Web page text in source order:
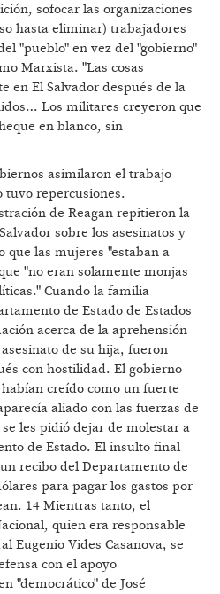
sofocar las organizaciones
hasta eliminar) trabajadores
"pueblo" en vez del "gobierno"
Marxista. "Las cosas
en El Salvador después de la
Los militares creyeron que
en blanco, sin
asimilaron el trabajo
tuvo repercusiones.
de Reagan repitieron la
sobre los asesinatos y
que las mujeres "estaban a
"no eran solamente monjas
Cuando la familia
de Estado de Estados
acerca de la aprehensión
de su hija, fueron
con hostilidad. El gobierno
creído como un fuerte
aliado con las fuerzas de
les pidió dejar de molestar a
de Estado. El insulto final
recibo del Departamento de
para pagar los gastos por
14 Mientras tanto, el
quien era responsable
Eugenio Vides Casanova, se
con el apoyo
"democrático" de José